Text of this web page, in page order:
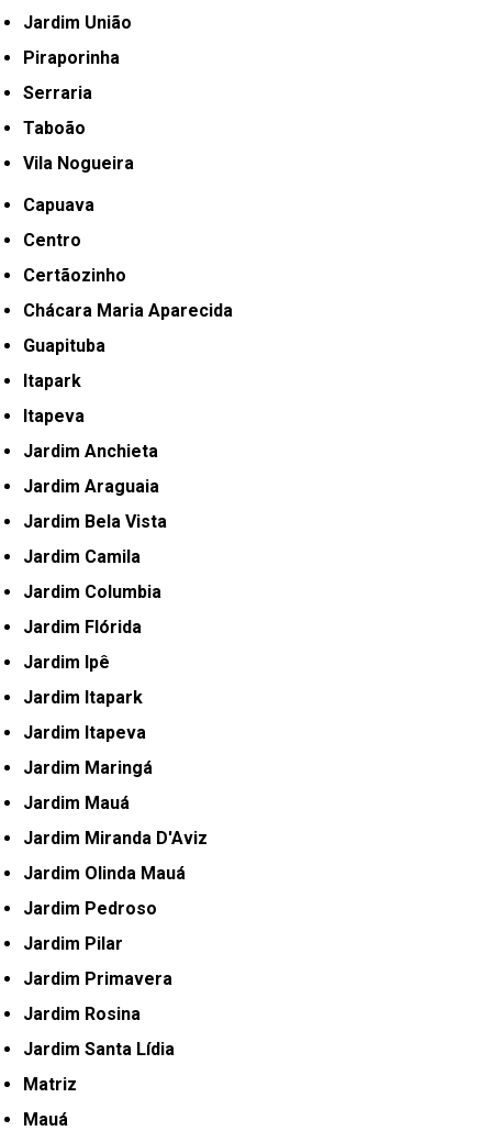
Jardim União
Piraporinha
Serraria
Taboão
Vila Nogueira
Capuava
Centro
Certãozinho
Chácara Maria Aparecida
Guapituba
Itapark
Itapeva
Jardim Anchieta
Jardim Araguaia
Jardim Bela Vista
Jardim Camila
Jardim Columbia
Jardim Flórida
Jardim Ipê
Jardim Itapark
Jardim Itapeva
Jardim Maringá
Jardim Mauá
Jardim Miranda D'Aviz
Jardim Olinda Mauá
Jardim Pedroso
Jardim Pilar
Jardim Primavera
Jardim Rosina
Jardim Santa Lídia
Matriz
Mauá